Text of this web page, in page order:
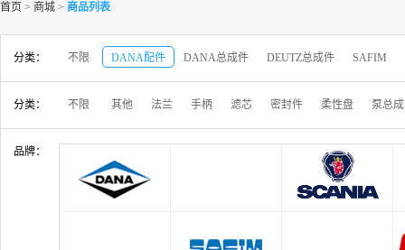
首页 > 商城 > 商品列表
分类： 不限 DANA配件 DANA总成件 DEUTZ总成件 SAFIM
分类： 不限 其他 法兰 手柄 滤芯 密封件 柔性盘 泵总成
品牌：